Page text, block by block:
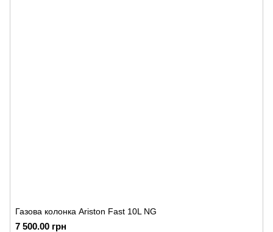
Газова колонка Ariston Fast 10L NG
7 500.00 грн